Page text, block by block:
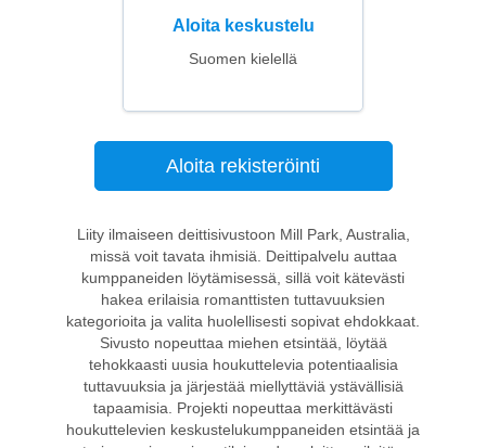
Aloita keskustelu
Suomen kielellä
Aloita rekisteröinti
Liity ilmaiseen deittisivustoon Mill Park, Australia,
missä voit tavata ihmisiä. Deittipalvelu auttaa
kumppaneiden löytämisessä, sillä voit kätevästi
hakea erilaisia romanttisten tuttavuuksien
kategorioita ja valita huolellisesti sopivat ehdokkaat.
Sivusto nopeuttaa miehen etsintää, löytää
tehokkaasti uusia houkuttelevia potentiaalisia
tuttavuuksia ja järjestää miellyttäviä ystävällisiä
tapaamisia. Projekti nopeuttaa merkittävästi
houkuttelevien keskustelukumppaneiden etsintää ja